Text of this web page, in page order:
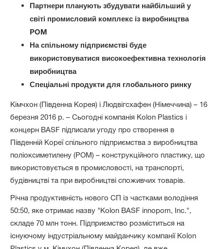
Партнери планують збудувати найбільший у
світі промисловий комплекс із виробництва
POM
На спільному підприємстві буде
використовуватися високоефективна технологія
виробництва
Спеціальні продукти для глобального ринку
Кімчхон (Південна Корея) і Людвігсхафен (Німеччина) – 16
березня 2016 р. – Сьогодні компанія Kolon Plastics і
концерн BASF підписали угоду про створення в
Південній Кореї спільного підприємства з виробництва
поліоксиметилену (POM) – конструкційного пластику, що
використовується в промисловості, на транспорті,
будівництві та при виробництві споживчих товарів.
Річна продуктивність нового СП із частками володіння
50:50, яке отримає назву "Kolon BASF innopom, Inc.",
складе 70 млн тонн. Підприємство розміститься на
існуючому індустріальному майданчику компанії Kolon